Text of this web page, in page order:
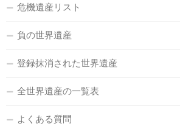
危機遺産リスト
負の世界遺産
登録抹消された世界遺産
全世界遺産の一覧表
よくある質問